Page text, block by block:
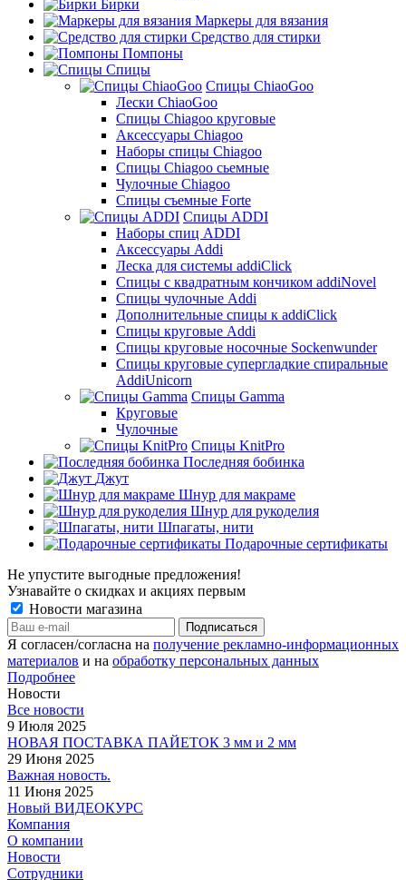
Бирки
Маркеры для вязания
Средство для стирки
Помпоны
Спицы
Спицы ChiaoGoo
Лески ChiaoGoo
Cпицы Сhiagoo круговые
Аксессуары Chiagoo
Наборы спицы Chiagoo
Спицы Chiagoo сьемные
Чулочные Chiagoo
Спицы съемные Forte
Спицы ADDI
Наборы спиц ADDI
Аксессуары Addi
Леска для системы addiClick
Спицы с квадратным кончиком addiNovel
Спицы чулочные Addi
Дополнительные спицы к addiClick
Спицы круговые Addi
Спицы круговые носочные Sockenwunder
Спицы круговые супергладкие спиральные
AddiUnicorn
Спицы Gamma
Круговые
Чулочные
Спицы KnitPro
Последняя бобинка
Джут
Шнур для макраме
Шнур для рукоделия
Шпагаты, нити
Подарочные сертификаты
Не упустите выгодные предложения!
Узнавайте о скидках и акциях первым
Новости магазина
Я согласен/согласна на получение рекламно-информационных
материалов и на обработку персональных данных
Подробнее
Новости
Все новости
9 Июля 2025
НОВАЯ ПОСТАВКА ПАЙЕТОК 3 мм и 2 мм
29 Июня 2025
Важная новость.
11 Июня 2025
Новый ВИДЕОКУРС
Компания
О компании
Новости
Сотрудники